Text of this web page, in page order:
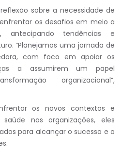
sobre a necessidade de
os desafios em meio a
antecipando tendências e
“Planejamos uma jornada de
com foco em apoiar os
a assumirem um papel
organizacional”,
os novos contextos e
nas organizações, eles
para alcançar o sucesso e o